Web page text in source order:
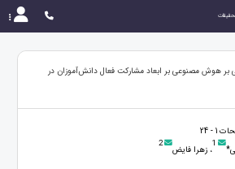
بر هوش مصنوعی بر ابعاد مشارکت فعال دانش‌آموزان در
1، زهرا فایض 2